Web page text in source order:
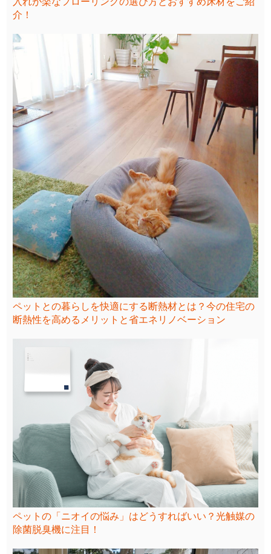
介！
ペットとの暮らしを快適にする断熱材とは？今の住宅の
断熱性を高めるメリットと省エネリノベーション
ペットの「ニオイの悩み」はどうすればいい？光触媒の
除菌脱臭機に注目！